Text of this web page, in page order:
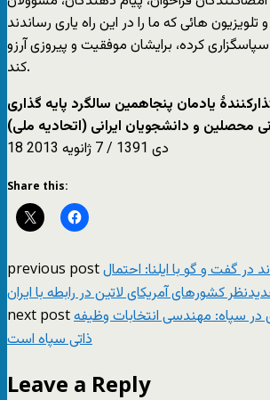
و تلویزیون هائی که ما را در این راه یاری رساندند
کرده، برایشان موفقیت و پیروزی آرزو
کند.
یادمان پنجاهمین سالگرد پایه گذاری
18 دی 1391 / 7 ژانویه 2013
Share this:
previous postدر گفت و گو با ایلنا: احتمال
کشورهای آمریکای لاتین در رابطه با ایران
next postدر سپاه: مهندسی انتخابات وظیفه
ذاتی سپاه است
Leave a Reply